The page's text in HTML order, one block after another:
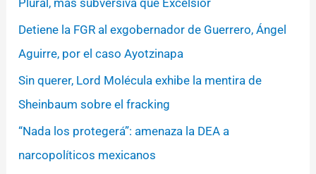
Detiene la FGR al exgobernador de Guerrero, Ángel
Aguirre, por el caso Ayotzinapa
Sin querer, Lord Molécula exhibe la mentira de
Sheinbaum sobre el fracking
“Nada los protegerá”: amenaza la DEA a
narcopolíticos mexicanos